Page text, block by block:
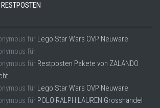
für Lego Star Wars OVP Neuware
für
für Restposten Pakete von ZALANDO
für Lego Star Wars OVP Neuware
für POLO RALPH LAUREN Grosshandel